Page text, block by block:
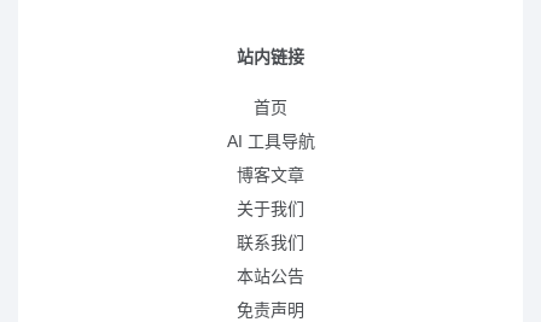
站内链接
首页
AI 工具导航
博客文章
关于我们
联系我们
本站公告
免责声明